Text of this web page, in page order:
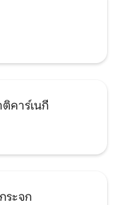
คาร์เนกี
ระจก